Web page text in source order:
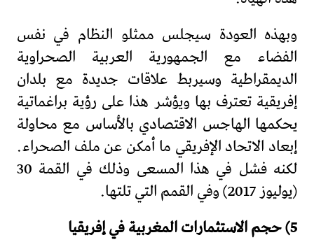
وبهذه العودة سيجلس ممثلو النظام في نفس
الفضاء مع الجمهورية العربية الصحراوية
الديمقراطية وسيربط علاقات جديدة مع بلدان
إفريقية تعترف بها ويؤشر هذا على رؤية براغماتية
يحكمها الهاجس الاقتصادي بالأساس مع محاولة
إبعاد الاتحاد الإفريقي ما أمكن عن ملف الصحراء.
لكنه فشل في هذا المسعى وذلك في القمة 30
(يوليوز 2017) وفي القمم التي تلتها.
5) حجم الاستثمارات المغربية في إفريقيا